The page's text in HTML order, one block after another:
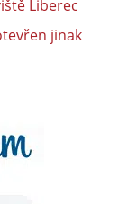
Liberec
jinak